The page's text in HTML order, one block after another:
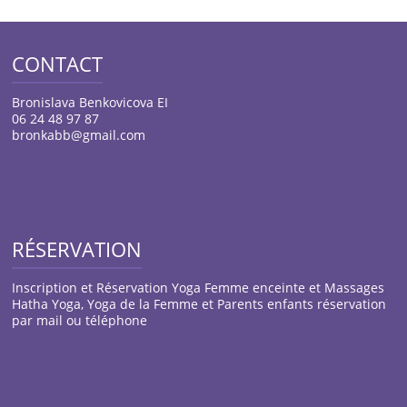
CONTACT
Bronislava Benkovicova EI
06 24 48 97 87
bronkabb@gmail.com
RÉSERVATION
Inscription et Réservation Yoga Femme enceinte et Massages
Hatha Yoga, Yoga de la Femme et Parents enfants réservation
par mail ou téléphone